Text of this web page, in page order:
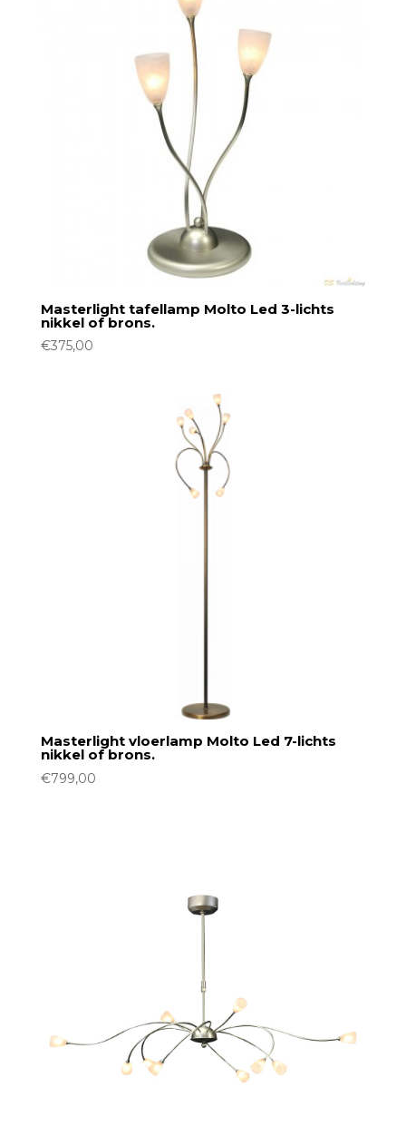
Masterlight tafellamp Molto Led 3-lichts
nikkel of brons.
€375,00
Masterlight vloerlamp Molto Led 7-lichts
nikkel of brons.
€799,00